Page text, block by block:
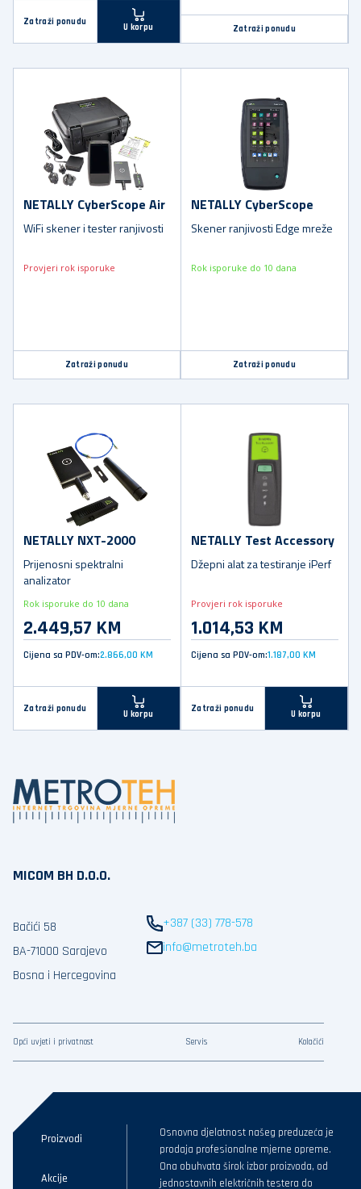
Zatraži ponudu
U korpu Zatraži ponudu
NETALLY CyberScope Air
WiFi skener i tester ranjivosti
Provjeri rok isporuke
Zatraži ponudu
NETALLY CyberScope
Sken­er ranjivosti Edge mreže
Rok isporuke do 10 dana
Zatraži ponudu
NETALLY NXT-2000
Prijenosni spektralni
analizator
Rok isporuke do 10 dana
2.449,57 KM
Cijena sa PDV-om:2.866,00 KM
Zatraži ponudu
U korpu
NETALLY Test Accessory
Džepni alat za testiranje iPerf
Provjeri rok isporuke
1.014,53 KM
Cijena sa PDV-om:1.187,00 KM
Zatraži ponudu
U korpu
MICOM BH D.O.O.
Bačići 58
BA-71000 Sarajevo
Bosna i Hercegovina
+387 (33) 778-578
info@metroteh.ba
Opći uvjeti i privatnost Servis Kolačići
Proizvodi
Akcije
Osnovna djelatnost našeg preduzeća je
prodaja profesionalne mjerne opreme.
Ona obuhvata širok izbor proizvoda, od
jednostavnih električnih testera do